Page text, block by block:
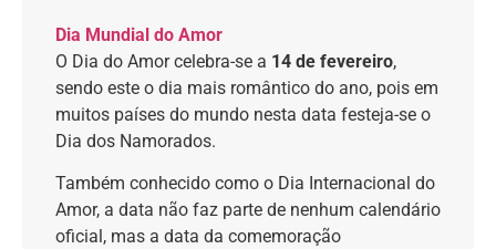
Dia Mundial do Amor
O Dia do Amor celebra-se a 14 de fevereiro,
sendo este o dia mais romântico do ano, pois em
muitos países do mundo nesta data festeja-se o
Dia dos Namorados.
Também conhecido como o Dia Internacional do
Amor, a data não faz parte de nenhum calendário
oficial, mas a data da comemoração